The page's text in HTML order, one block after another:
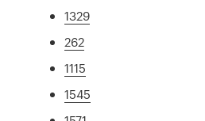
1329
262
1115
1545